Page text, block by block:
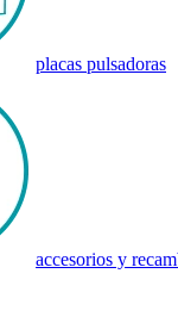
placas pulsadoras
accesorios y